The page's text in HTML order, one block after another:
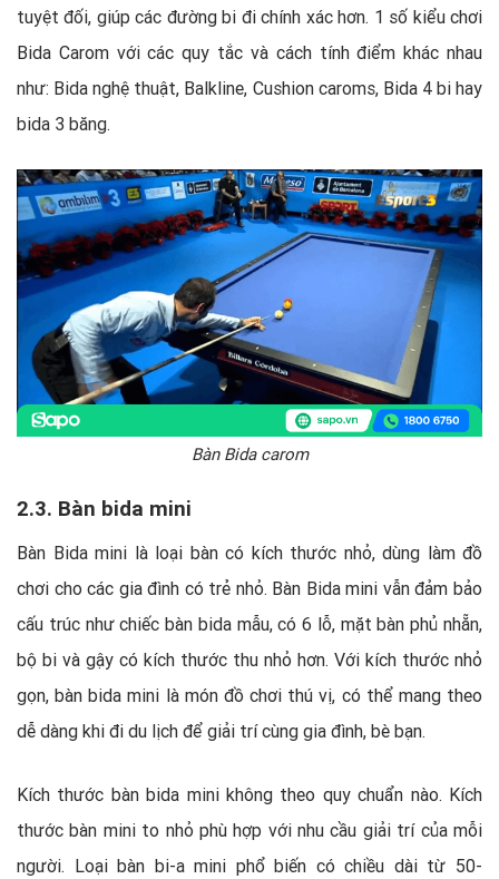
tuyệt đối, giúp các đường bi đi chính xác hơn. 1 số kiểu chơi
Bida Carom với các quy tắc và cách tính điểm khác nhau
như: Bida nghệ thuật, Balkline, Cushion caroms, Bida 4 bi hay
bida 3 băng.
Bàn Bida carom
2.3. Bàn bida mini
Bàn Bida mini là loại bàn có kích thước nhỏ, dùng làm đồ
chơi cho các gia đình có trẻ nhỏ. Bàn Bida mini vẫn đảm bảo
cấu trúc như chiếc bàn bida mẫu, có 6 lỗ, mặt bàn phủ nhẵn,
bộ bi và gậy có kích thước thu nhỏ hơn. Với kích thước nhỏ
gọn, bàn bida mini là món đồ chơi thú vị, có thể mang theo
dễ dàng khi đi du lịch để giải trí cùng gia đình, bè bạn.
Kích thước bàn bida mini không theo quy chuẩn nào. Kích
thước bàn mini to nhỏ phù hợp với nhu cầu giải trí của mỗi
người. Loại bàn bi-a mini phổ biến có chiều dài từ 50-